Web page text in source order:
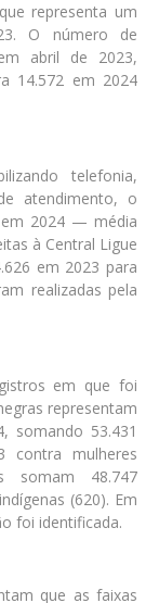
representa um
O número de
abril de 2023,
14.572 em 2024
telefonia,
atendimento, o
em 2024 — média
à Central Ligue
em 2023 para
realizadas pela
em que foi
representam
somando 53.431
contra mulheres
somam 48.747
(620). Em
foi identificada.
que as faixas